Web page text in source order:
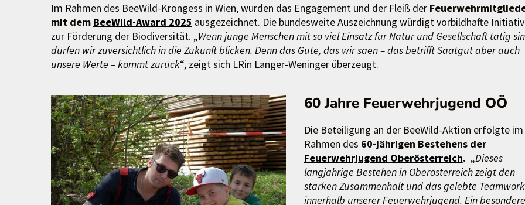
Im Rahmen des BeeWild-Krongess in Wien, wurden das Engagement und der Fleiß der
mit dem BeeWild-Award 2025 ausgezeichnet. Die bundesweite Auszeichnung würdigt vorbildhafte
zur Förderung der Biodiversität. „Wenn junge Menschen mit so viel Einsatz für Natur und Gesellschaft tätig
dürfen wir zuversichtlich in die Zukunft blicken. Denn das Gute, das wir säen – das betrifft Saatgut aber auch
unsere Werte – kommt zurück“, zeigt sich LRin Langer-Weninger überzeugt.
60 Jahre Feuerwehrjugend OÖ
Die Beteiligung an der BeeWild-Aktion erfolgte im
Rahmen des 60-jährigen Bestehens der
Feuerwehrjugend Oberösterreich. „Dieses
langjährige Bestehen in Oberösterreich zeigt den
starken Zusammenhalt und das gelebte Teamwork
innerhalb unserer Feuerwehrjugend. Ein